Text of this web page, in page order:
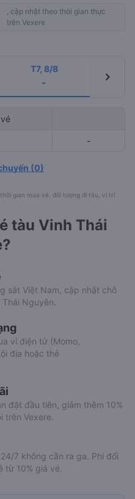
, cập nhật theo thời gian thực
trên Vexere
T7, 8/8
- chevron_right
-
-
(0)
gian mua vé, đối tượng đi tàu, vị trí
tàu Vinh Thái
sắt Việt Nam, cập nhật chỗ
Nguyên.
ví điện tử (Momo,
địa hoặc thẻ
đặt đầu tiên, giảm thêm 10%
trên Vexere.
7 không cần ra ga. Phí đổi
10% giá vé.